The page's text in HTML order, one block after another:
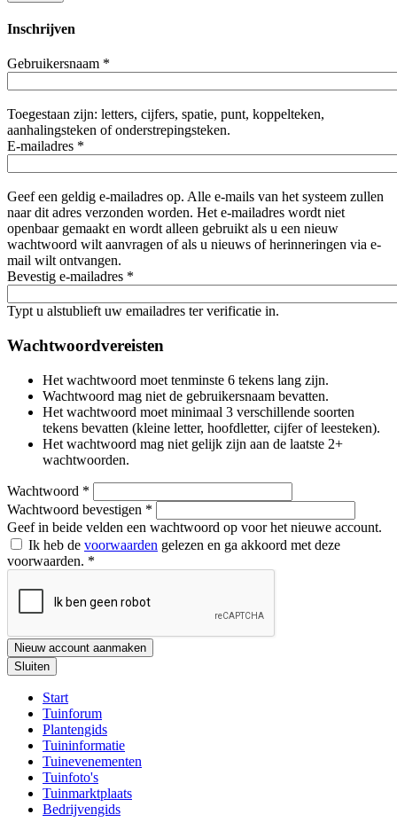
Inschrijven
Gebruikersnaam *
Toegestaan zijn: letters, cijfers, spatie, punt, koppelteken,
aanhalingsteken of onderstrepingsteken.
E-mailadres *
Geef een geldig e-mailadres op. Alle e-mails van het systeem zullen
naar dit adres verzonden worden. Het e-mailadres wordt niet
openbaar gemaakt en wordt alleen gebruikt als u een nieuw
wachtwoord wilt aanvragen of als u nieuws of herinneringen via e-
mail wilt ontvangen.
Bevestig e-mailadres *
Typt u alstublieft uw emailadres ter verificatie in.
Wachtwoordvereisten
Het wachtwoord moet tenminste 6 tekens lang zijn.
Wachtwoord mag niet de gebruikersnaam bevatten.
Het wachtwoord moet minimaal 3 verschillende soorten
tekens bevatten (kleine letter, hoofdletter, cijfer of leesteken).
Het wachtwoord mag niet gelijk zijn aan de laatste 2+
wachtwoorden.
Wachtwoord *
Wachtwoord bevestigen *
Geef in beide velden een wachtwoord op voor het nieuwe account.
Ik heb de voorwaarden gelezen en ga akkoord met deze
voorwaarden. *
Nieuw account aanmaken
Sluiten
Start
Tuinforum
Plantengids
Tuininformatie
Tuinevenementen
Tuinfoto's
Tuinmarktplaats
Bedrijvengids